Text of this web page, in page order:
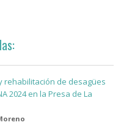
rehabilitación de desagües
2024 en la Presa de La